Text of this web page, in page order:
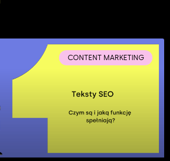
CONTENT MARKETING